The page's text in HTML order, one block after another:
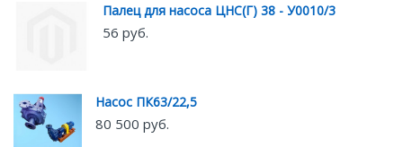
Палец для насоса ЦНС(Г) 38 - У0010/3
56 руб.
Насос ПК63/22,5
80 500 руб.